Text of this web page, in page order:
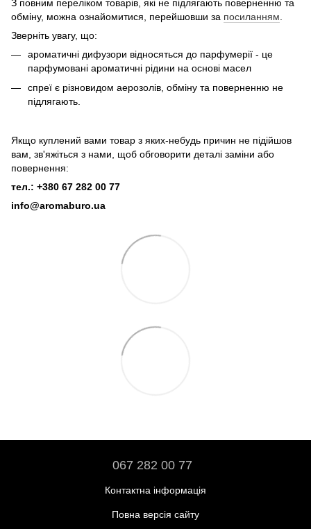
З повним переліком товарів, які не підлягають поверненню та
обміну, можна ознайомитися, перейшовши за посиланням
Зверніть увагу, що:
ароматичні дифузори відносяться до парфумерії - це
парфумовані ароматичні рідини на основі масел
спреї є різновидом аерозолів, обміну та поверненню не
підлягають.
Якщо куплений вами товар з яких-небудь причин не підійшов
вам, зв'яжіться з нами, щоб обговорити деталі заміни або
повернення:
тел.: +380 67 282 00 77
info@aromaburo.ua
067 282 00 77
Контактна інформація
Повна версія сайту